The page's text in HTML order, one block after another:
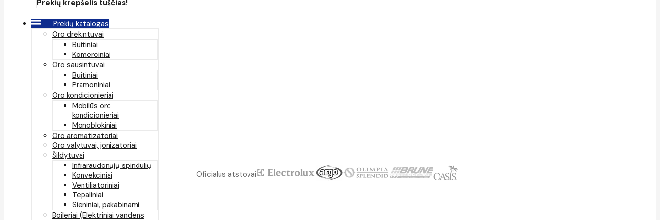
Prekių krepšelis tuščias!
Prekių katalogas
Oro drėkintuvai
Buitiniai
Komerciniai
Oro sausintuvai
Buitiniai
Pramoniniai
Oro kondicionieriai
Mobilūs oro
kondicionieriai
Monoblokiniai
Oro aromatizatoriai
Oro valytuvai, jonizatoriai
Šildytuvai
Infraraudonųjų spindulių
Konvekciniai
Ventiliatoriniai
Tepaliniai
Sieniniai, pakabinami
Boileriai (Elektriniai vandens
Oficialus atstovai